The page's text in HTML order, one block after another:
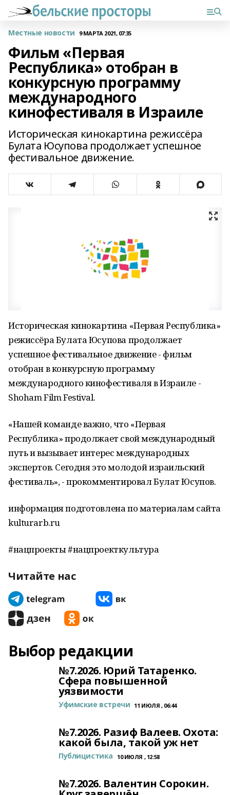
Местные новости 9 МАРТА 2021, 07:35
Фильм «Первая
Республика» отобран в
конкурсную программу
международного
кинофестиваля в Израиле
Историческая кинокартина режиссёра
Булата Юсупова продолжает успешное
фестивальное движение.
Историческая кинокартина «Первая Республика»
режиссёра Булата Юсупова продолжает
успешное фестивальное движение - фильм
отобран в конкурсную программу
международного кинофестиваля в Израиле -
Shoham Film Festival.
«Нашей команде важно, что «Первая
Республика» продолжает свой международный
путь и вызывает интерес международных
экспертов. Сегодня это молодой израильский
фестиваль», - прокомментировал Булат Юсупов.
информация подготовлена по материалам сайта
kulturarb.ru
#нацпроекты #нацпроекткультура
Читайте нас
Выбор редакции
№7.2026. Юрий Татаренко.
Сфера повышенной
уязвимости
Уфимские встречи 11 ИЮЛЯ , 06:44
№7.2026. Разиф Валеев. Охота:
какой была, такой уж нет
Публицистика 10 ИЮЛЯ , 12:58
№7.2026. Валентин Сорокин.